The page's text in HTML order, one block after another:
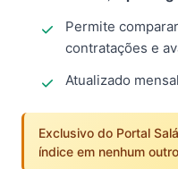
Permite
contratações e
Atualizado
Exclusivo do Portal
índice em nenhum